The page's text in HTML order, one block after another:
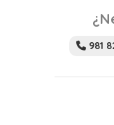
981